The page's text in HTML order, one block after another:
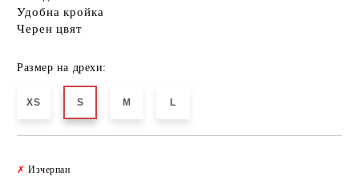
Удобна кройка
Черен цвят
Размер на дрехи:
XS S M L
✗ Изчерпан